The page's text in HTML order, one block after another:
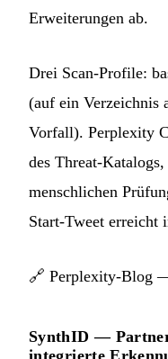
Erweiterungen ab.
Drei Scan-Profile:
(auf ein Verzeichnis
Vorfall). Perplexity
des Threat-
menschlichen
Start-Tweet erreicht
🔗 Perplexity-Blog
SynthID —
integrierte